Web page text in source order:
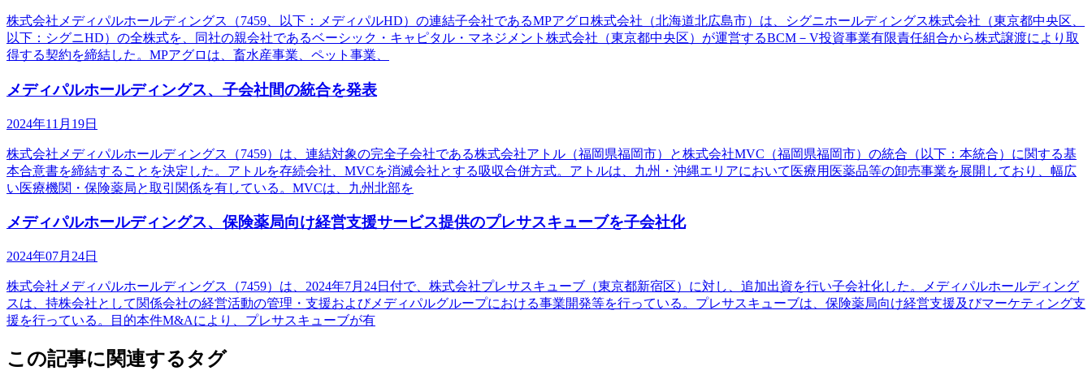
株式会社メディパルホールディングス（7459、以下：メディパルHD）の連結子会社であるMPアグロ株式会社（北海道北広島市）は、シグニホールディングス株式会社（東京都中央区、
以下：シグニHD）の全株式を、同社の親会社であるベーシック・キャピタル・マネジメント株式会社（東京都中央区）が運営するBCM－V投資事業有限責任組合から株式譲渡により取
得する契約を締結した。MPアグロは、畜水産事業、ペット事業、
メディパルホールディングス、子会社間の統合を発表
2024年11月19日
株式会社メディパルホールディングス（7459）は、連結対象の完全子会社である株式会社アトル（福岡県福岡市）と株式会社MVC（福岡県福岡市）の統合（以下：本統合）に関する基
本合意書を締結することを決定した。アトルを存続会社、MVCを消滅会社とする吸収合併方式。アトルは、九州・沖縄エリアにおいて医療用医薬品等の卸売事業を展開しており、幅広
い医療機関・保険薬局と取引関係を有している。MVCは、九州北部を
メディパルホールディングス、保険薬局向け経営支援サービス提供のプレサスキューブを子会社化
2024年07月24日
株式会社メディパルホールディングス（7459）は、2024年7月24日付で、株式会社プレサスキューブ（東京都新宿区）に対し、追加出資を行い子会社化した。メディパルホールディング
スは、持株会社として関係会社の経営活動の管理・支援およびメディパルグループにおける事業開発等を行っている。プレサスキューブは、保険薬局向け経営支援及びマーケティング支
援を行っている。目的本件M&Aにより、プレサスキューブが有
この記事に関連するタグ